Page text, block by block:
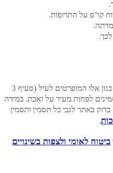
קו"פ על התרופות.
• חולי זאבת נוטים לפתח תסמינים כגון אלו המופרטים לעיל (סעיף 3
לצירוף) קיומם של 4 תסמינים לפחות מעיד על זאבת. במידה
באתר לגבי כל תסמין ותסמין
.
ביטוח לאומי ולצפות בשינויים